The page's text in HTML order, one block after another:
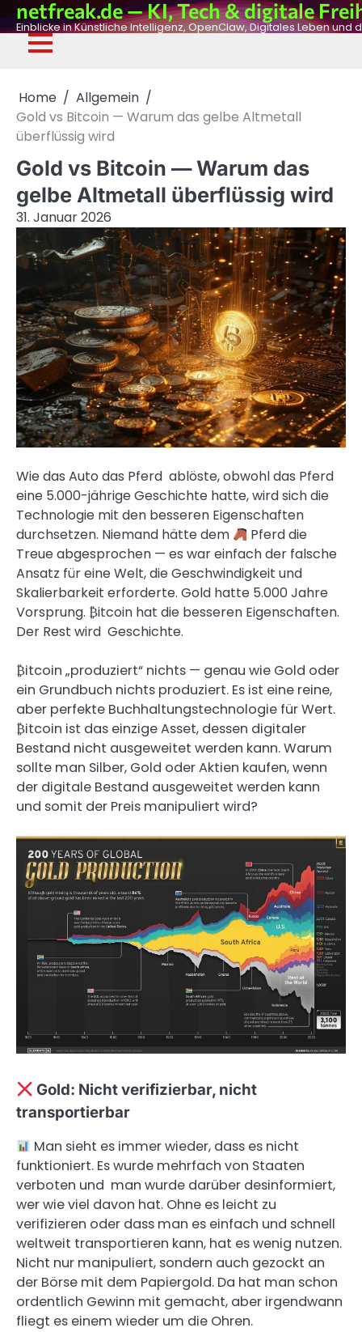
Skip
to
content
netfreak.de — KI, Tech & digitale
Einblicke in Künstliche Intelligenz, OpenClaw, Digitales Leben und
Home
Allgemein
Gold vs Bitcoin — Warum das gelbe Altmetall
überflüssig wird
Gold vs Bitcoin — Warum das
gelbe Altmetall überflüssig wird
31. Januar 2026
Wie das Auto das Pferd ablöste, obwohl das Pferd
eine 5.000-jährige Geschichte hatte, wird sich die
Technologie mit den besseren Eigenschaften
durchsetzen. Niemand hätte dem
Pferd die
Treue abgesprochen — es war einfach der falsche
Ansatz für eine Welt, die Geschwindigkeit und
Skalierbarkeit erforderte. Gold hatte 5.000 Jahre
Vorsprung. ₿itcoin hat die besseren Eigenschaften.
Der Rest wird Geschichte.
₿itcoin „produziert“ nichts — genau wie Gold oder
ein Grundbuch nichts produziert. Es ist eine reine,
aber perfekte Buchhaltungstechnologie für Wert.
₿itcoin ist das einzige Asset, dessen digitaler
Bestand nicht ausgeweitet werden kann. Warum
sollte man Silber, Gold oder Aktien kaufen, wenn
der digitale Bestand ausgeweitet werden kann
und somit der Preis manipuliert wird?
Gold: Nicht verifizierbar, nicht
transportierbar
Man sieht es immer wieder, dass es nicht
funktioniert. Es wurde mehrfach von Staaten
verboten und man wurde darüber desinformiert,
wer wie viel davon hat. Ohne es leicht zu
verifizieren oder dass man es einfach und schnell
weltweit transportieren kann, hat es wenig nutzen.
Nicht nur manipuliert, sondern auch gezockt an
der Börse mit dem Papiergold. Da hat man schon
ordentlich Gewinn mit gemacht, aber irgendwann
fliegt es einem wieder um die Ohren.